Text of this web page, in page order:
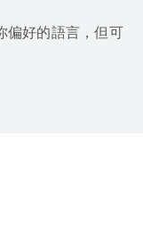
偏好的語言，但可